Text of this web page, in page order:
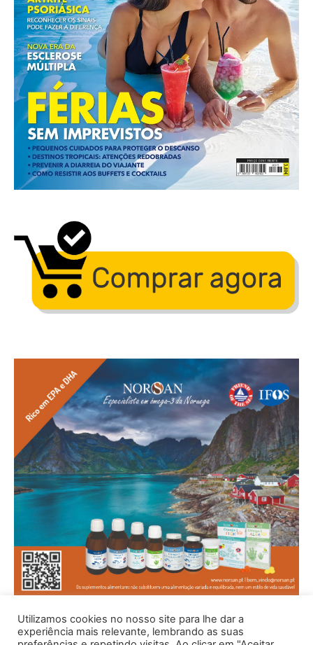
Utilizamos cookies no nosso site para lhe dar a
experiência mais relevante, lembrando as suas